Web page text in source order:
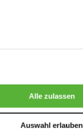
Alle zulassen
Auswahl erlauben
Frontlippe (Honda